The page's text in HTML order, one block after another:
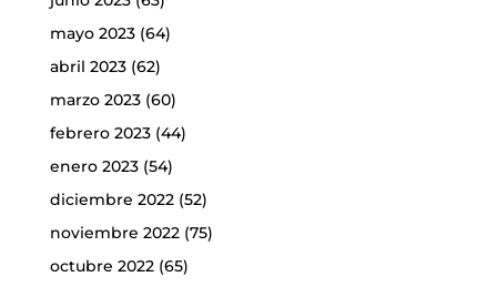
mayo 2023(64)
abril 2023(62)
marzo 2023(60)
febrero 2023(44)
enero 2023(54)
diciembre 2022(52)
noviembre 2022(75)
octubre 2022(65)